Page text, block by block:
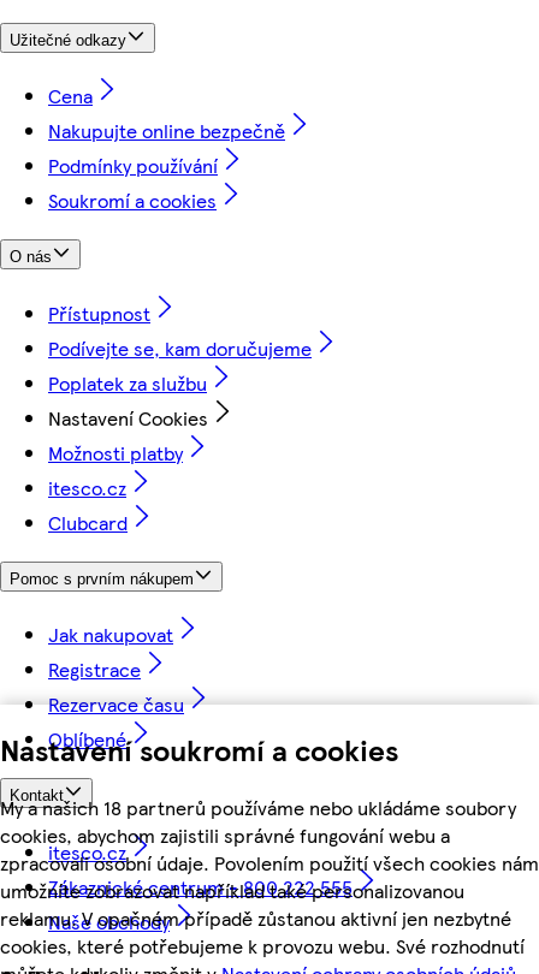
Nastavení soukromí a cookies
My a našich 18 partnerů používáme nebo ukládáme soubory
cookies, abychom zajistili správné fungování webu a
zpracovali osobní údaje. Povolením použití všech cookies nám
umožníte zobrazovat například také personalizovanou
reklamu. V opačném případě zůstanou aktivní jen nezbytné
cookies, které potřebujeme k provozu webu. Své rozhodnutí
Užitečné odkazy
Cena
Nakupujte online bezpečně
Podmínky používání
Soukromí a cookies
O nás
Přístupnost
Podívejte se, kam doručujeme
Poplatek za službu
Nastavení Cookies
Možnosti platby
itesco.cz
Clubcard
Pomoc s prvním nákupem
Jak nakupovat
Registrace
Rezervace času
Oblíbené
Kontakt
itesco.cz
Zákaznické centrum - 800 222 555
Naše obchody